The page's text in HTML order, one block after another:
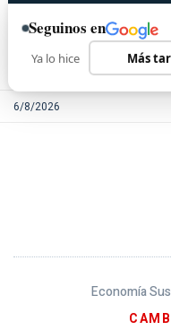
6/8/2026
Economía
Seguinos en
Ya lo hice Más